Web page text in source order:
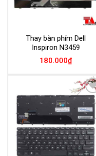
Thay bàn phím Dell
Inspiron N3459
180.000₫
Add to
Wishlist